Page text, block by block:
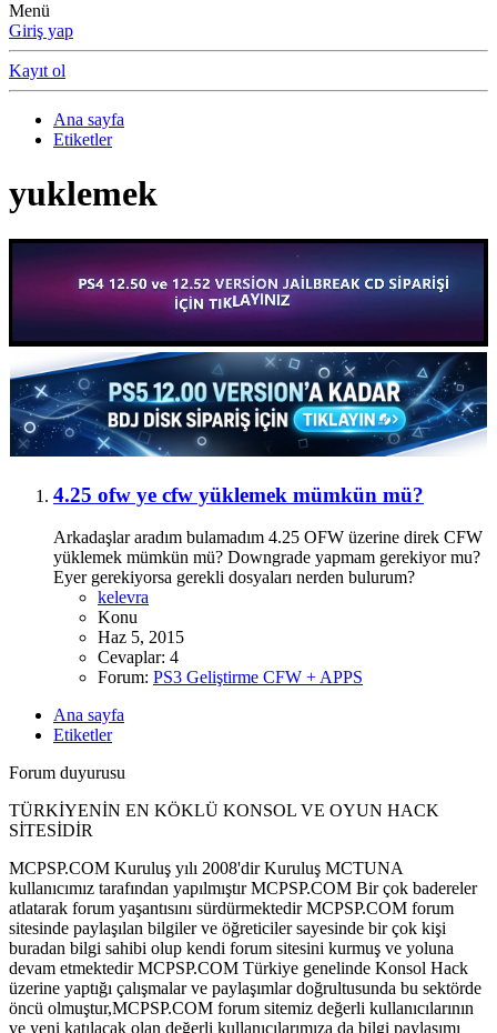
Menü
Giriş yap
Kayıt ol
Ana sayfa
Etiketler
yuklemek
4.25 ofw ye cfw yüklemek mümkün mü?
Arkadaşlar aradım bulamadım 4.25 OFW üzerine direk CFW
yüklemek mümkün mü? Downgrade yapmam gerekiyor mu?
Eyer gerekiyorsa gerekli dosyaları nerden bulurum?
kelevra
Konu
Haz 5, 2015
Cevaplar: 4
Forum: PS3 Geliştirme CFW + APPS
Ana sayfa
Etiketler
Forum duyurusu
TÜRKİYENİN EN KÖKLÜ KONSOL VE OYUN HACK
SİTESİDİR
MCPSP.COM Kuruluş yılı 2008'dir Kuruluş MCTUNA
kullanıcımız tarafından yapılmıştır MCPSP.COM Bir çok badereler
atlatarak forum yaşantısını sürdürmektedir MCPSP.COM forum
sitesinde paylaşılan bilgiler ve öğreticiler sayesinde bir çok kişi
buradan bilgi sahibi olup kendi forum sitesini kurmuş ve yoluna
devam etmektedir MCPSP.COM Türkiye genelinde Konsol Hack
üzerine yaptığı çalışmalar ve paylaşımlar doğrultusunda bu sektörde
öncü olmuştur,MCPSP.COM forum sitemiz değerli kullanıcılarının
ve yeni katılacak olan değerli kullanıcılarımıza da bilgi paylaşımı